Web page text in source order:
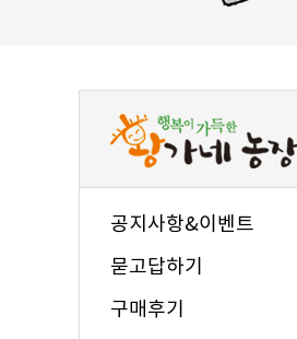
공지사항&이벤트
묻고답하기
구매후기